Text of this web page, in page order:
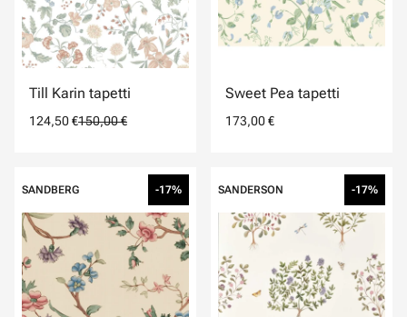
Till Karin tapetti
124,50 €150,00 €
Sweet Pea tapetti
173,00 €
SANDBERG -17% SANDERSON -17%